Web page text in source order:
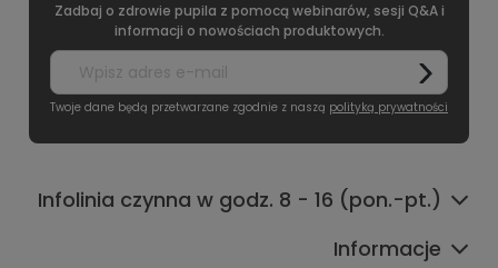
Zadbaj o zdrowie pupila z pomocą webinarów, sesji Q&A i
informacji o nowościach produktowych.
Twoje dane będą przetwarzane zgodnie z naszą polityką prywatności
Infolinia czynna w godz. 8 - 16 (pon.-pt.)
Informacje